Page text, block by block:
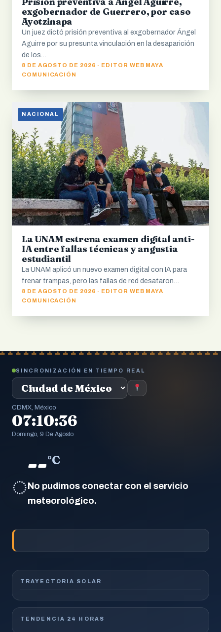
exgobernador de Guerrero, por caso
Ayotzinapa
Un juez dictó prisión preventiva al exgobernador Ángel
Aguirre por su presunta vinculación en la desaparición
de los…
8 DE AGOSTO DE 2026 · EDITOR WEB MAYA
COMUNICACIÓN
NACIONAL
La UNAM estrena examen digital anti-
IA entre fallas técnicas y angustia
estudiantil
La UNAM aplicó un nuevo examen digital con IA para
frenar trampas, pero las fallas de red desataron…
8 DE AGOSTO DE 2026 · EDITOR WEB MAYA
COMUNICACIÓN
SINCRONIZACIÓN EN TIEMPO REAL
CDMX, México
07:10:36
Domingo, 9 De Agosto
◌
--°C
No pudimos conectar con el servicio
meteorológico.
TRAYECTORIA SOLAR
TENDENCIA 24 HORAS